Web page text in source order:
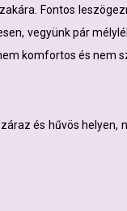
Fontos
vegyünk pár
komfortos és nem
és hűvös helyen,